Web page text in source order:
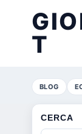
T
BLOG
CERCA